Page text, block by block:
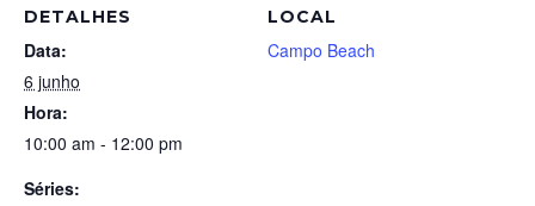
DETALHES
Data:
6 junho
Hora:
10:00 am - 12:00 pm
Séries:
LOCAL
Campo Beach